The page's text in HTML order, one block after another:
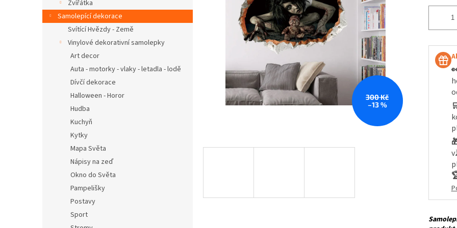
e
l
Zvířátka
Samolepící dekorace
Svítící Hvězdy - Země
Vinylové dekorativní samolepky
Art decor
Auta - motorky - vlaky - letadla - lodě
Dívčí dekorace
Halloween - Horor
Hudba
Kuchyň
Kytky
Mapa Světa
Nápisy na zeď
Okno do Světa
Pampelišky
Postavy
Sport
300 Kč
–13 %